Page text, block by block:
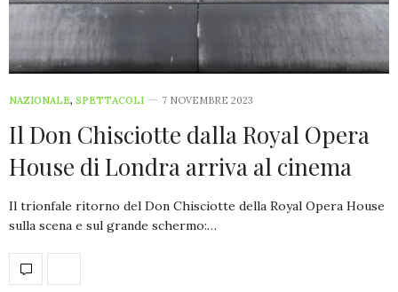
NAZIONALE, SPETTACOLI 7 NOVEMBRE 2023
Il Don Chisciotte dalla Royal Opera
House di Londra arriva al cinema
Il trionfale ritorno del Don Chisciotte della Royal Opera House
sulla scena e sul grande schermo:…